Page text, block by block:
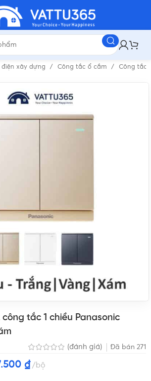
điện xây dựng Công tắc ổ cắm Công tắc
công tắc 1 chiều Panasonic
(đánh giá) Đã bán 271
₫ bộ